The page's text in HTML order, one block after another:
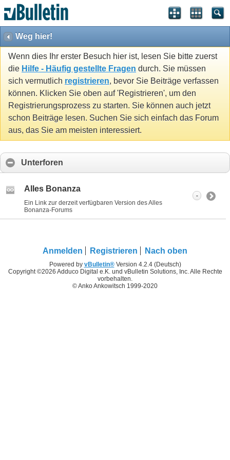
Weg hier!
Wenn dies Ihr erster Besuch hier ist, lesen Sie bitte zuerst
die Hilfe - Häufig gestellte Fragen durch. Sie müssen
sich vermutlich registrieren, bevor Sie Beiträge verfassen
können. Klicken Sie oben auf 'Registrieren', um den
Registrierungsprozess zu starten. Sie können auch jetzt
schon Beiträge lesen. Suchen Sie sich einfach das Forum
aus, das Sie am meisten interessiert.
Unterforen
Alles Bonanza
Ein Link zur derzeit verfügbaren Version des Alles
Bonanza-Forums
-
Anmelden Registrieren Nach oben
Powered by vBulletin®Version 4.2.4 (Deutsch)
Copyright ©2026 Adduco Digital e.K. und vBulletin Solutions, Inc. Alle Rechte
vorbehalten.
© Anko Ankowitsch 1999-2020